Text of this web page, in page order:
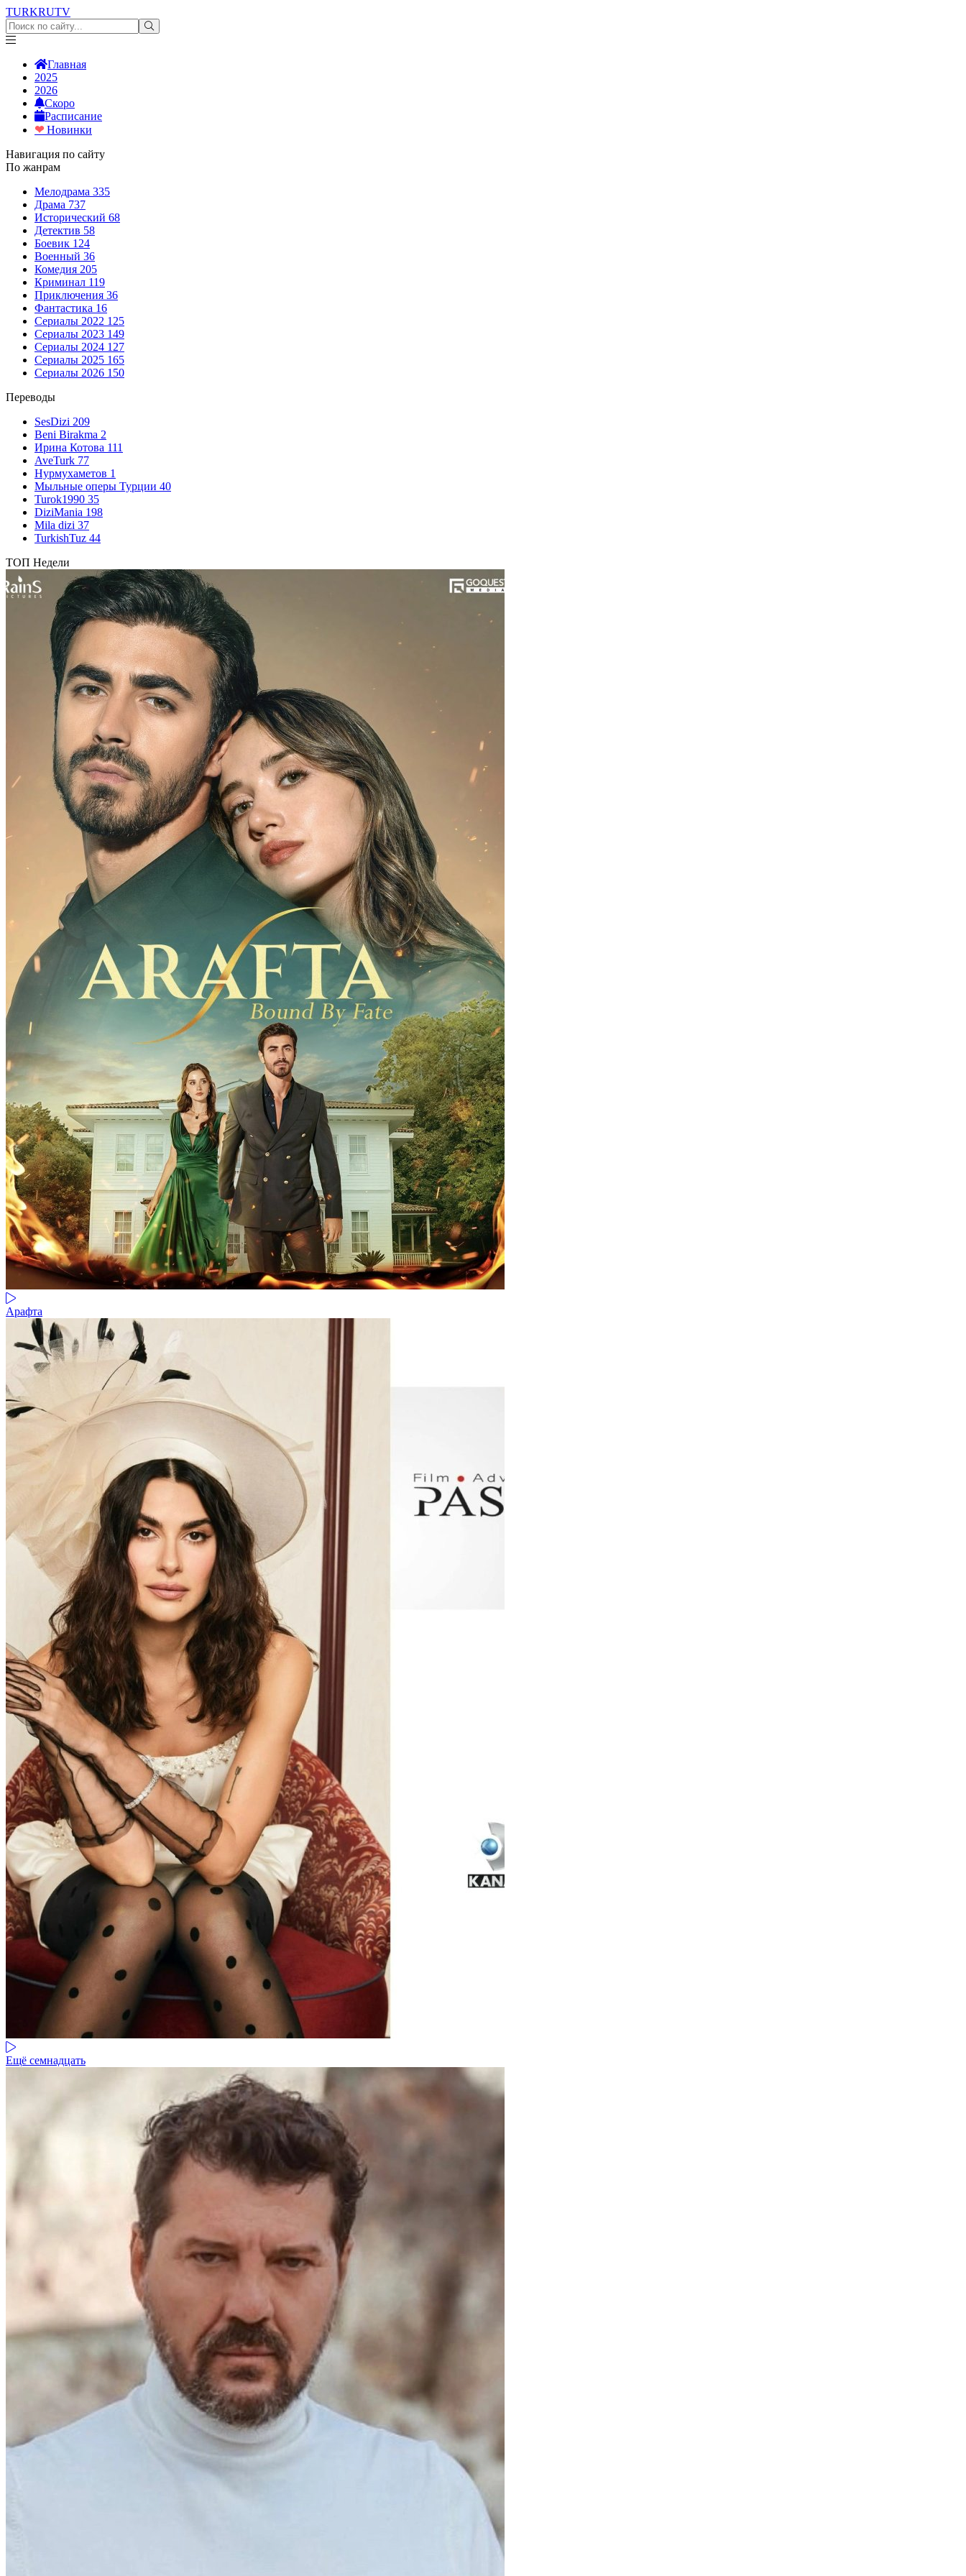
TURKRUTV
Главная
2025
2026
Скоро
Расписание
❤Новинки
Навигация по сайту
По жанрам
Мелодрама 335
Драма 737
Исторический 68
Детектив 58
Боевик 124
Военный 36
Комедия 205
Криминал 119
Приключения 36
Фантастика 16
Сериалы 2022 125
Сериалы 2023 149
Сериалы 2024 127
Сериалы 2025 165
Сериалы 2026 150
Переводы
SesDizi 209
Beni Birakma 2
Ирина Котова 111
AveTurk 77
Нурмухаметов 1
Мыльные оперы Турции 40
Turok1990 35
DiziMania 198
Mila dizi 37
TurkishTuz 44
ТОП Недели
Арафта
Ещё семнадцать